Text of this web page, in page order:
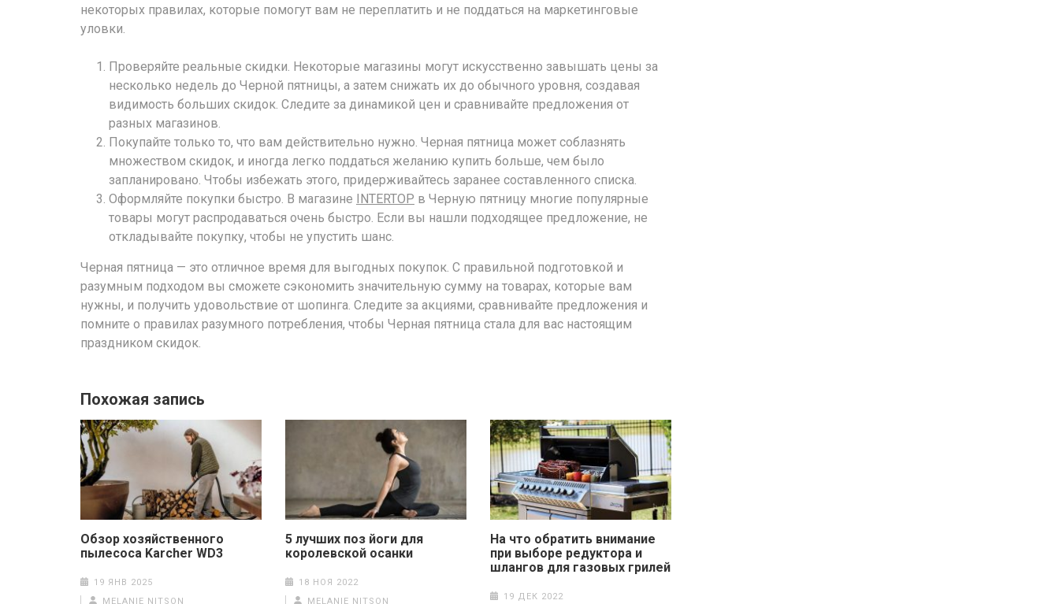
некоторых правилах, которые помогут вам не переплатить и не поддаться на маркетинговые
уловки.
Проверяйте реальные скидки. Некоторые магазины могут искусственно завышать цены за
несколько недель до Черной пятницы, а затем снижать их до обычного уровня, создавая
видимость больших скидок. Следите за динамикой цен и сравнивайте предложения от
разных магазинов.
Покупайте только то, что вам действительно нужно. Черная пятница может соблазнять
множеством скидок, и иногда легко поддаться желанию купить больше, чем было
запланировано. Чтобы избежать этого, придерживайтесь заранее составленного списка.
Оформляйте покупки быстро. В магазине
INTERTOP в Черную пятницу многие популярные
товары могут распродаваться очень быстро. Если вы нашли подходящее предложение, не
откладывайте покупку, чтобы не упустить шанс.
Черная пятница — это отличное время для выгодных покупок. С правильной подготовкой и
разумным подходом вы сможете сэкономить значительную сумму на товарах, которые вам
нужны, и получить удовольствие от шопинга. Следите за акциями, сравнивайте предложения и
помните о правилах разумного потребления, чтобы Черная пятница стала для вас настоящим
праздником скидок.
Похожая запись
Обзор хозяйственного
пылесоса Karcher WD3
19 ЯНВ 2025
MELANIE NITSON
5 лучших поз йоги для
королевской осанки
18 НОЯ 2022
MELANIE NITSON
На что обратить внимание
при выборе редуктора и
шлангов для газовых грилей
19 ДЕК 2022